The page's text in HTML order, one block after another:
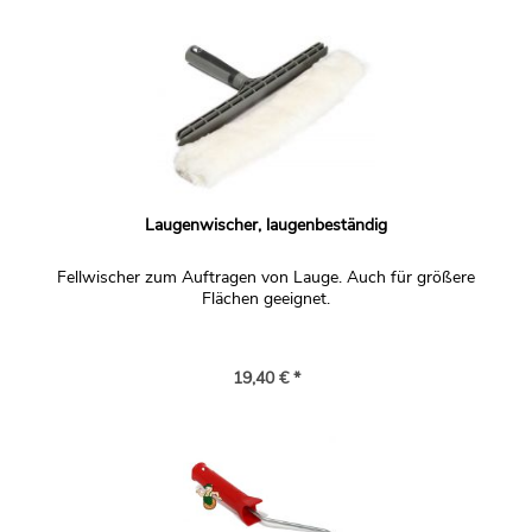
Zu Ihrer Frage nach dem 2. Ölauftrag: das können Sie
entweder direkt nach Auspolieren des ersten Auftrags
machen ODER Sie sollten mindestens bis zum Folgetag
damit warten. Damit vermeidet man, dass das Öl vom
ersten Auftrag schon bzw. noch klebrig ist. Bei kleineren
Flächen ist es evtl. rationeller, den zweiten Auftrag gleich
größeren Bodenflächen teilt man die zwei Aufträge
besser auf 2 Tage auf.
Behandlung Plattenunterseite: die Empfehlung bezieht
wie die Oberseite behandeln. Anstatt Laugen, können sie
Mein Esstisch aus Buchenholz wurde bislang mit ihrem
Laugenwischer, laugenbeständig
Fellwischer zum Auftragen von Lauge. Auch für größere
Flächen geeignet.
19,40 € *